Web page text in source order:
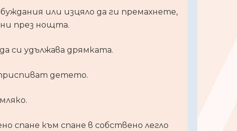
или изцяло да ги премахнете,
през нощта.
си удължава дрямката.
детето.
спане към спане в собствено легло